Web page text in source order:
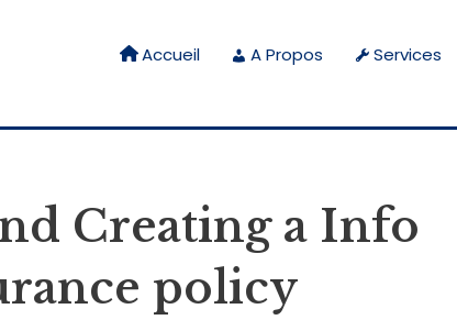
Accueil A Propos Services
Creating a Info
policy